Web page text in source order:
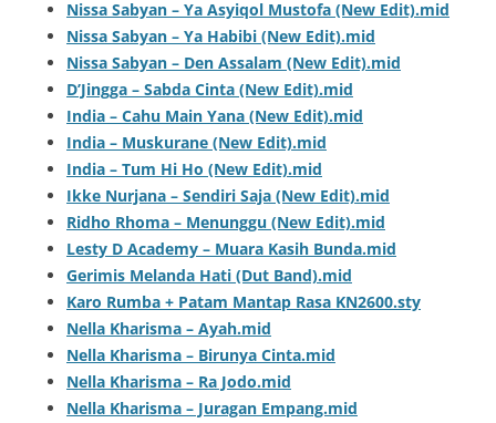
Nissa Sabyan – Ya Asyiqol Mustofa (New Edit).mid
Nissa Sabyan – Ya Habibi (New Edit).mid
Nissa Sabyan – Den Assalam (New Edit).mid
D’Jingga – Sabda Cinta (New Edit).mid
India – Cahu Main Yana (New Edit).mid
India – Muskurane (New Edit).mid
India – Tum Hi Ho (New Edit).mid
Ikke Nurjana – Sendiri Saja (New Edit).mid
Ridho Rhoma – Menunggu (New Edit).mid
Lesty D Academy – Muara Kasih Bunda.mid
Gerimis Melanda Hati (Dut Band).mid
Karo Rumba + Patam Mantap Rasa KN2600.sty
Nella Kharisma – Ayah.mid
Nella Kharisma – Birunya Cinta.mid
Nella Kharisma – Ra Jodo.mid
Nella Kharisma – Juragan Empang.mid